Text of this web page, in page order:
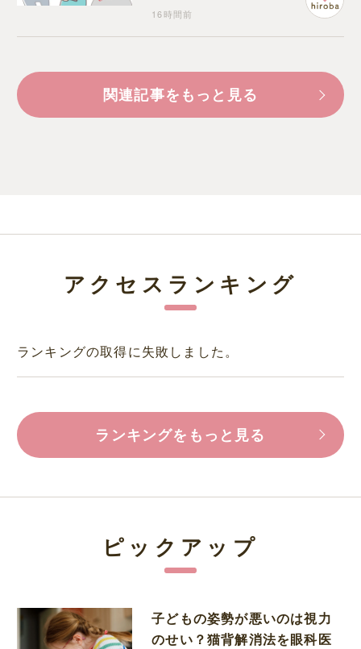
16時間前
関連記事をもっと見る
アクセスランキング
ランキングの取得に失敗しました。
ランキングをもっと見る
ピックアップ
子どもの姿勢が悪いのは視力
のせい？猫背解消法を眼科医